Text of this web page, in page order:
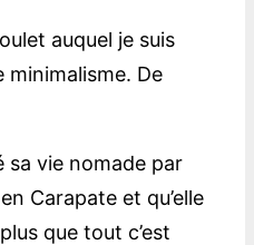
auquel je suis
minimalisme. De
sa vie nomade par
Carapate et qu’elle
que tout c’est